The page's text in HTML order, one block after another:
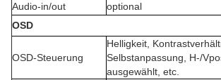
Audio-in/out
optional
OSD
OSD-Steuerung
Helligkeit,
Selbstanpassung, H-/
ausgewählt, etc.